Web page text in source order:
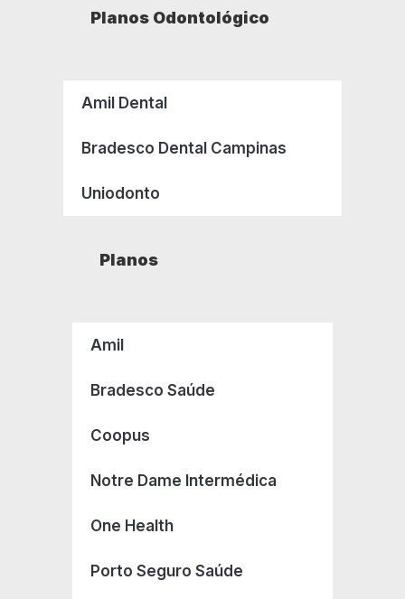
Planos Odontológico
Amil Dental
Bradesco Dental Campinas
Uniodonto
Planos
Amil
Bradesco Saúde
Coopus
Notre Dame Intermédica
One Health
Porto Seguro Saúde